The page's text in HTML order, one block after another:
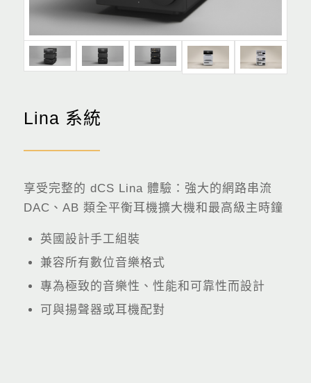
Lina 系統
享受完整的 dCS Lina 體驗​​：強大的網路串流
DAC、AB 類全平衡耳機擴大機和最高級主時鐘
英國設計手工組裝
兼容所有數位音樂格式
專為極致的音樂性、性能和可靠性而設計
可與揚聲器或耳機配對